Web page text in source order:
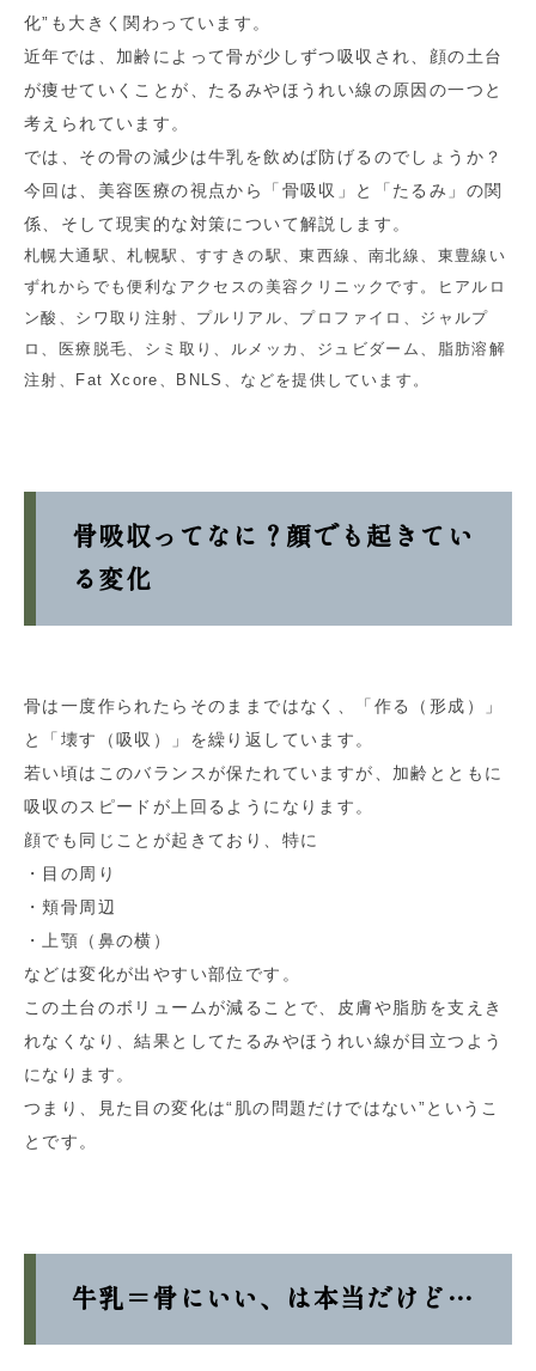
化”も大きく関わっています。
近年では、加齢によって骨が少しずつ吸収され、顔の土台
が痩せていくことが、たるみやほうれい線の原因の一つと
考えられています。
では、その骨の減少は牛乳を飲めば防げるのでしょうか？
今回は、美容医療の視点から「骨吸収」と「たるみ」の関
係、そして現実的な対策について解説します。
札幌大通駅、札幌駅、すすきの駅、東西線、南北線、東豊線い
ずれからでも便利なアクセスの美容クリニックです。ヒアルロ
ン酸、シワ取り注射、プルリアル、プロファイロ、ジャルプ
ロ、医療脱毛、シミ取り、ルメッカ、ジュビダーム、脂肪溶解
注射、Fat Xcore、BNLS、などを提供しています。
骨吸収ってなに？顔でも起きてい
る変化
骨は一度作られたらそのままではなく、「作る（形成）」
と「壊す（吸収）」を繰り返しています。
若い頃はこのバランスが保たれていますが、加齢とともに
吸収のスピードが上回るようになります。
顔でも同じことが起きており、特に
・目の周り
・頬骨周辺
・上顎（鼻の横）
などは変化が出やすい部位です。
この土台のボリュームが減ることで、皮膚や脂肪を支えき
れなくなり、結果としてたるみやほうれい線が目立つよう
になります。
つまり、見た目の変化は“肌の問題だけではない”というこ
とです。
牛乳＝骨にいい、は本当だけど…